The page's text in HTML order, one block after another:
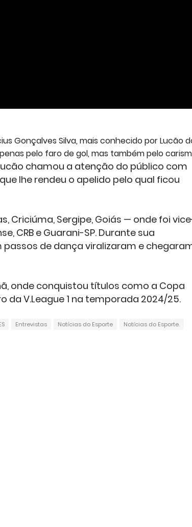
Gonçalves Silva, mais conhecido por Lucão
pelo faro de gol, mas também pelo
chamou a atenção do público com
lhe rendeu o apelido pelo qual ficou
Criciúma, Sergipe, Goiás — onde foi
CRB e Guarani-SP. Durante sua
de dança viralizaram e
onde conquistou títulos como a Copa
da V.League 1 na temporada 2024/25.
Entrevistas Notícias do Esporte
Notícias do Esporte.